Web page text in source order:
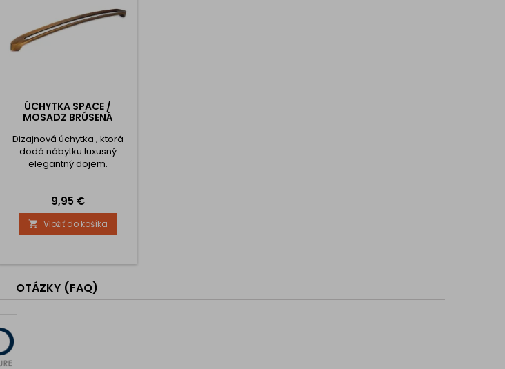
ÚCHYTKA SPACE /
MOSADZ BRÚSENÁ
Dizajnová úchytka , ktorá
dodá nábytku luxusný
elegantný dojem.
Cena
9,95 €
 Vložiť do košíka
OTÁZKY (FAQ)